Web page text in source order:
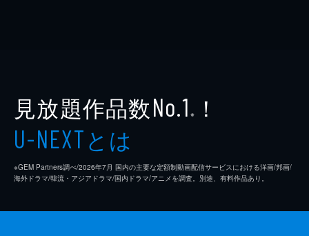
見放題作品数No.1 ※ ！
U-NEXTとは
※GEM Partners調べ/2026年7⽉ 国内の主要な定額制動画配信サービスにおける洋画/邦画/
海外ドラマ/韓流・アジアドラマ/国内ドラマ/アニメを調査。別途、有料作品あり。